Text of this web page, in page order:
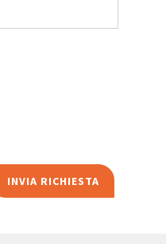
INVIA RICHIESTA